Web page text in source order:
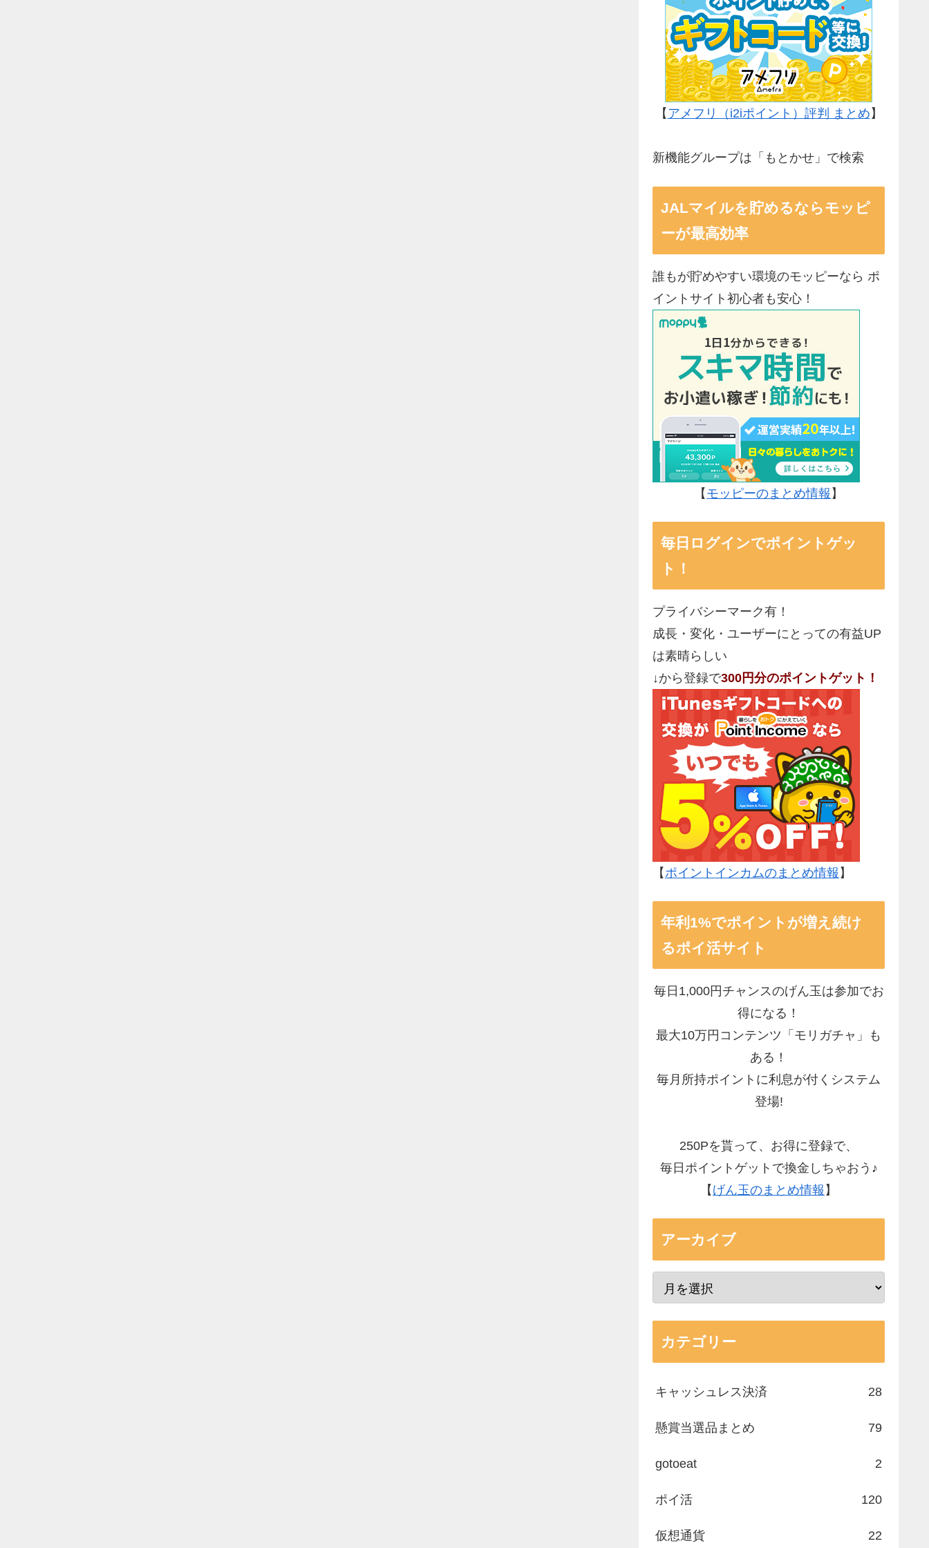
【 アメフリ（i2iポイント）評判 まとめ 】
新機能グループは「もとかせ」で検索
JALマイルを貯めるならモッピ
ーが最高効率
誰もが貯めやすい環境のモッピーなら ポ
イントサイト初心者も安心！
【 モッピーのまとめ情報 】
毎日ログインでポイントゲッ
ト！
プライバシーマーク有！
成長・変化・ユーザーにとっての有益UP
は素晴らしい
↓から登録で300円分のポイントゲット！
【 ポイントインカムのまとめ情報 】
年利1%でポイントが増え続け
るポイ活サイト
毎日1,000円チャンスのげん玉は参加でお
得になる！
最大10万円コンテンツ「モリガチャ」も
ある！
毎月所持ポイントに利息が付くシステム
登場!
250Pを貰って、お得に登録で、
毎日ポイントゲットで換金しちゃおう♪
【 げん玉のまとめ情報 】
アーカイブ
カテゴリー
キャッシュレス決済 28
懸賞当選品まとめ 79
gotoeat 2
ポイ活 120
仮想通貨 22